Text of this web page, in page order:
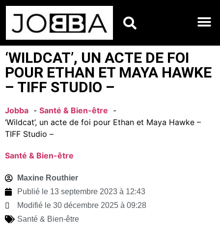
‘WILDCAT’, UN ACTE DE FOI
POUR ETHAN ET MAYA HAWKE
– TIFF STUDIO –
Jobba
Santé & Bien-être
‘Wildcat’, un acte de foi pour Ethan et Maya Hawke –
TIFF Studio –
Santé & Bien-être
Maxine Routhier
Publié le 13 septembre 2023 à 12:43
Modifié le 30 décembre 2025 à 09:28
Santé & Bien-être